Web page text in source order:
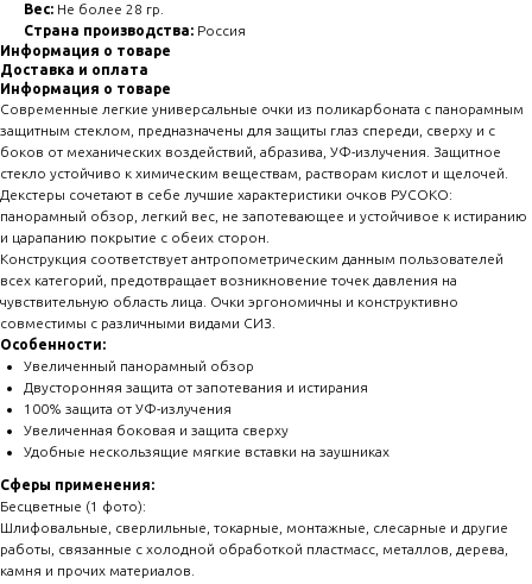
Вес: Не более 28 гр.
Страна производства: Россия
Информация о товаре
Доставка и оплата
Информация о товаре
Современные легкие универсальные очки из поликарбоната с панорамным
защитным стеклом, предназначены для защиты глаз спереди, сверху и с
боков от механических воздействий, абразива, УФ-излучения. Защитное
стекло устойчиво к химическим веществам, растворам кислот и щелочей.
Декстеры сочетают в себе лучшие характеристики очков РУСОКО:
панорамный обзор, легкий вес, не запотевающее и устойчивое к истиранию
и царапанию покрытие с обеих сторон.
Конструкция соответствует антропометрическим данным пользователей
всех категорий, предотвращает возникновение точек давления на
чувствительную область лица. Очки эргономичны и конструктивно
совместимы с различными видами СИЗ.
Особенности:
Увеличенный панорамный обзор
Двусторонняя защита от запотевания и истирания
100% защита от УФ-излучения
Увеличенная боковая и защита сверху
Удобные нескользящие мягкие вставки на заушниках
Сферы применения:
Бесцветные (1 фото):
Шлифовальные, сверлильные, токарные, монтажные, слесарные и другие
работы, связанные с холодной обработкой пластмасс, металлов, дерева,
камня и прочих материалов.